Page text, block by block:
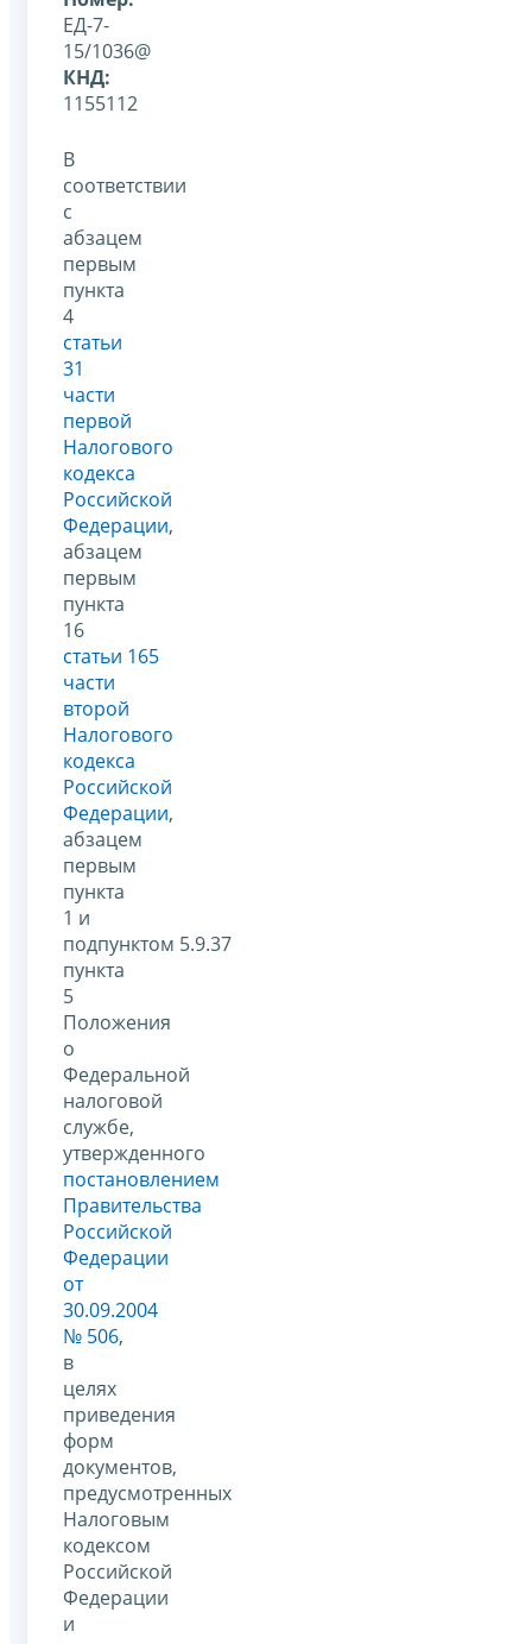
ЕД-7-
15/1036@
КНД:
1155112
В
соответствии
с
абзацем
первым
пункта
4
статьи
31
части
первой
Налогового
кодекса
Российской
Федерации,
абзацем
первым
пункта
16
статьи 165
части
второй
Налогового
кодекса
Российской
Федерации,
абзацем
первым
пункта
1 и
подпунктом 5.9.37
пункта
5
Положения
о
Федеральной
налоговой
службе,
утвержденного
постановлением
Правительства
Российской
Федерации
от
30.09.2004
№ 506,
в
целях
приведения
форм
документов,
предусмотренных
Налоговым
кодексом
Российской
Федерации
и